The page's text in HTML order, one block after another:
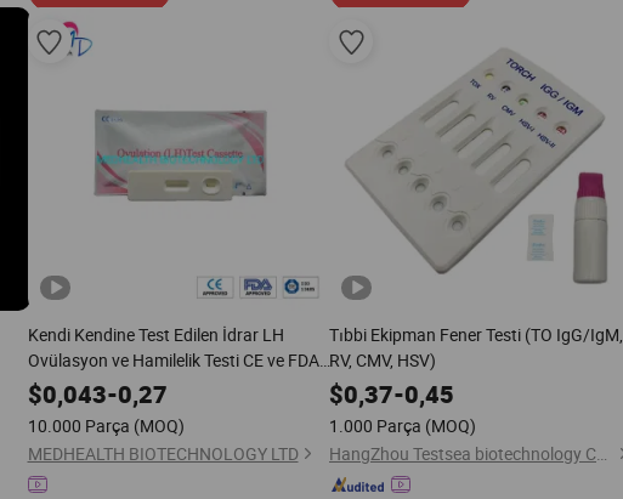
Kendi Kendine Test Edilen İdrar LH
Ovülasyon ve Hamilelik Testi CE ve FDA
ile
$0,043-0,27
10.000 Parça (MOQ)
MEDHEALTH BIOTECHNOLOGY LTD
Tıbbi Ekipman Fener Testi (TO IgG/IgM,
RV, CMV, HSV)
$0,37-0,45
1.000 Parça (MOQ)
HangZhou Testsea biotechnology Co., Ltd.